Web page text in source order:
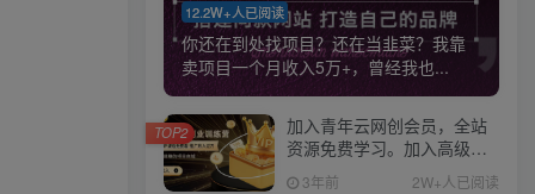
12.2W+人已阅读
你还在到处找项目？还在当韭菜？我靠
卖项目一个月收入5万+，曾经我也...
加入青年云网创会员，全站
资源免费学习。加入高级合
伙人，推广日入1000+
3年前 2W+人已阅读
TOP2